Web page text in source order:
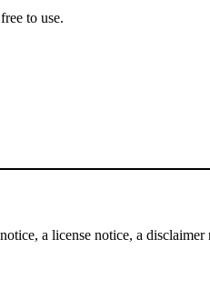
to use.
a license notice, a disclaimer